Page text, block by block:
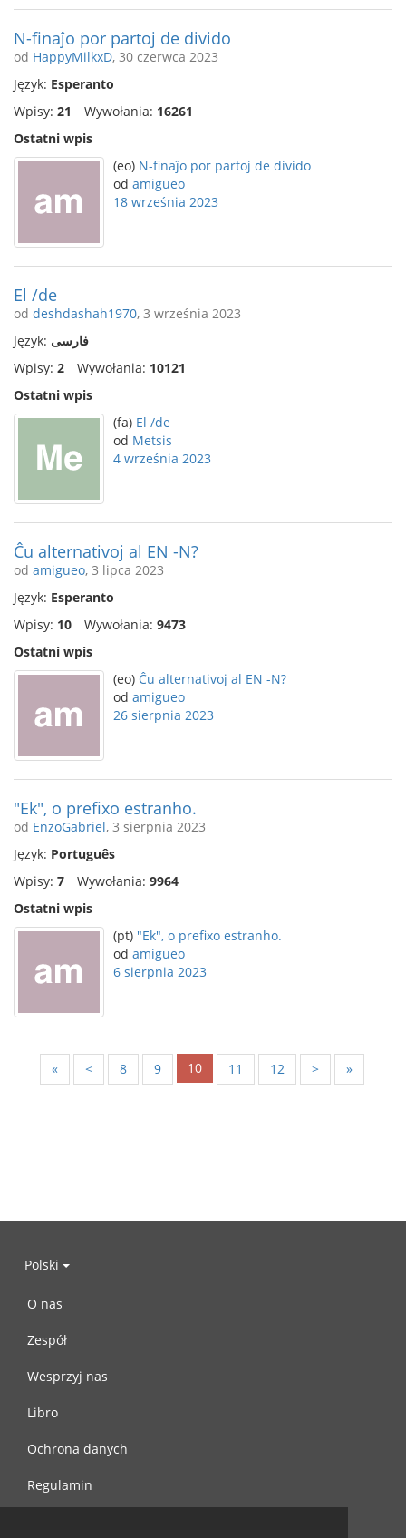
N-finaĵo por partoj de divido
od HappyMilkxD, 30 czerwca 2023
Język: Esperanto
Wpisy: 21 Wywołania: 16261
Ostatni wpis
(eo) N-finaĵo por partoj de divido
od amigueo
18 września 2023
El /de
od deshdashah1970, 3 września 2023
Język: فارسی
Wpisy: 2 Wywołania: 10121
Ostatni wpis
(fa) El /de
od Metsis
4 września 2023
Ĉu alternativoj al EN -N?
od amigueo, 3 lipca 2023
Język: Esperanto
Wpisy: 10 Wywołania: 9473
Ostatni wpis
(eo) Ĉu alternativoj al EN -N?
od amigueo
26 sierpnia 2023
"Ek", o prefixo estranho.
od EnzoGabriel, 3 sierpnia 2023
Język: Português
Wpisy: 7 Wywołania: 9964
Ostatni wpis
(pt) "Ek", o prefixo estranho.
od amigueo
6 sierpnia 2023
« < 8 9 10 11 12 > »
Polski
O nas
Zespół
Wesprzyj nas
Libro
Ochrona danych
Regulamin